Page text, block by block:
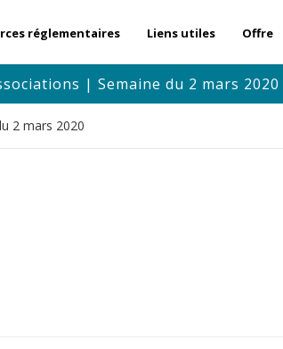
réglementaires Liens utiles Offre
| Semaine du 2 mars 2020
2 mars 2020